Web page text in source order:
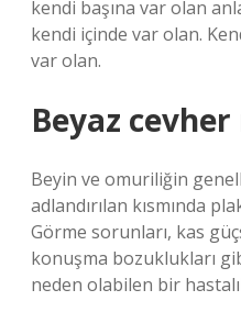
kendi başına var olan
kendi içinde var olan.
var olan.
Beyaz
Beyin ve omuriliğin
adlandırılan kısmında
Görme sorunları, kas
konuşma bozuklukları
neden olabilen bir